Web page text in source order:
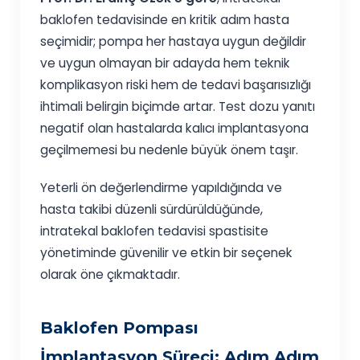
baklofen tedavisinde en kritik adım hasta
seçimidir; pompa her hastaya uygun değildir
ve uygun olmayan bir adayda hem teknik
komplikasyon riski hem de tedavi başarısızlığı
ihtimali belirgin biçimde artar. Test dozu yanıtı
negatif olan hastalarda kalıcı implantasyona
geçilmemesi bu nedenle büyük önem taşır.
Yeterli ön değerlendirme yapıldığında ve
hasta takibi düzenli sürdürüldüğünde,
intratekal baklofen tedavisi spastisite
yönetiminde güvenilir ve etkin bir seçenek
olarak öne çıkmaktadır.
Baklofen Pompası